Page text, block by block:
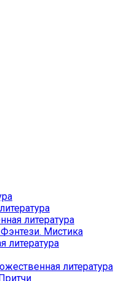
литература
Мистика
литература
литература